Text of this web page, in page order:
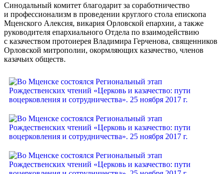
Синодальный комитет благодарит за соработничество
и профессионализм в проведении круглого стола епископа
Мценского Алексия, викария Орловской епархии, а также
руководителя епархиального Отдела по взаимодействию
с казачеством протоиерея Владимира Герченова, священников
Орловской митрополии, окормляющих казачество, членов
казачьих обществ.